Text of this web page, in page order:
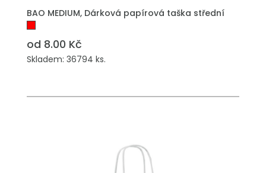
BAO MEDIUM, Dárková papírová taška střední
od 8.00 Kč
Skladem: 36794 ks.